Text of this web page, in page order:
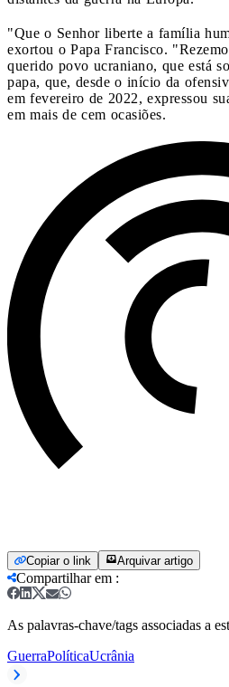
"Que o Senhor liberte a família
exortou o Papa Francisco.
querido povo ucraniano, que está
papa, que, desde o início da
em fevereiro de 2022, expressou
em mais de cem ocasiões.
Copiar o link Arquivar artigo
Compartilhar em :
As palavras-chave/tags associadas a
GuerraPolíticaUcrânia